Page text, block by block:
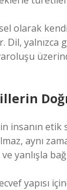
olarak
Dil,
insanın
aynı
yanlışla
yapısı